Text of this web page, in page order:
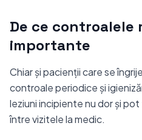
De ce controalele
importante
Chiar și pacienții care se
controale periodice și
leziuni incipiente nu dor și
între vizitele la medic.